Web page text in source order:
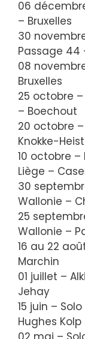
06
– Bruxelles
30
Passage 44
08
Bruxelles
25 octobre
– Boechout
20 octobre
Knokke-Heist
10 octobre
Liège –
30
Wallonie –
25
Wallonie –
16 au 22
Marchin
01 juillet –
Jehay
15 juin –
Hughes